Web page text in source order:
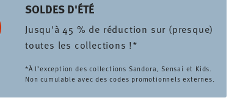
SOLDES D'ÉTÉ
Jusqu'à 45 % de réduction sur (presque)
toutes les collections !*
*À l’exception des collections Sandora, Sensai et Kids.
Non cumulable avec des codes promotionnels externes.